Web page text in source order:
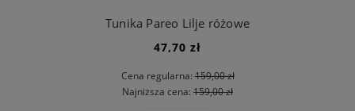
Tunika Pareo Lilje różowe
47,70 zł
Cena regularna:159,00 zł
Najniższa cena: 159,00 zł